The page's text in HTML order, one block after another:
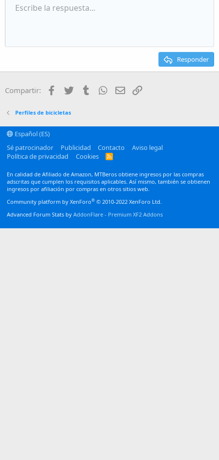
:
Lista desordenada
Tamaño del texto
9
Color de texto
Fuente Arial
Trebuchet MS
TachadoSubrayado
AlineamientoAlineación izquierda
Paragraph format
Normal
Heading 2
CitarMultimedia
Insert table
Insert horizontal line
SpoilerCódigo
RehacerCambiar a código BB
Eliminar formato
BorradoresGuardar borrador
Escribe la respuesta...
Responder
Compartir: Facebook
Twitter TumblrWhatsApp
Email
Perfiles de bicicletas
Español (ES)
Sé patrocinador
Publicidad Contacto
Aviso legal
Política de privacidad
Cookies
R
En calidad de Afiliado de Amazon, MTBeros obtiene ingresos por las compras
adscritas que cumplen los requisitos aplicables. Así mismo, también se obtienen
ingresos por afiliación por compras en otros sitios web.
Community platform by XenForo® © 2010-2022 XenForo Ltd.
Advanced Forum Stats by AddonFlare - Premium XF2 Addons